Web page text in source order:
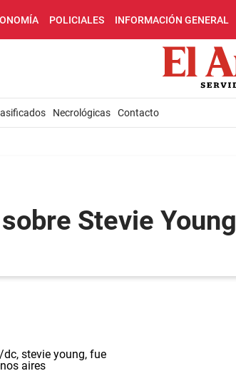
POLICIALES INFORMACIÓN GENERAL
Necrológicas Contacto
Stevie Young